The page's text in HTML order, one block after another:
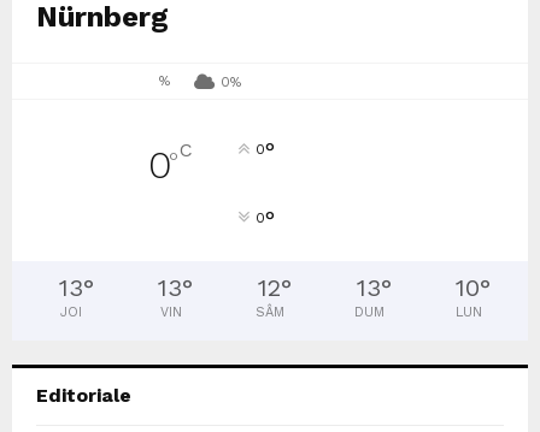
Nürnberg
% 0%
0°C 0°
0°
13°
JOI
13°
VIN
12°
SÂM
13°
DUM
10°
LUN
Editoriale